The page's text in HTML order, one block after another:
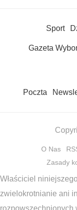
Sport
Gazeta
Poczta
O Nas
Zasady
Właściciel
zwielokrotnianie ani
rozpowszechnionych